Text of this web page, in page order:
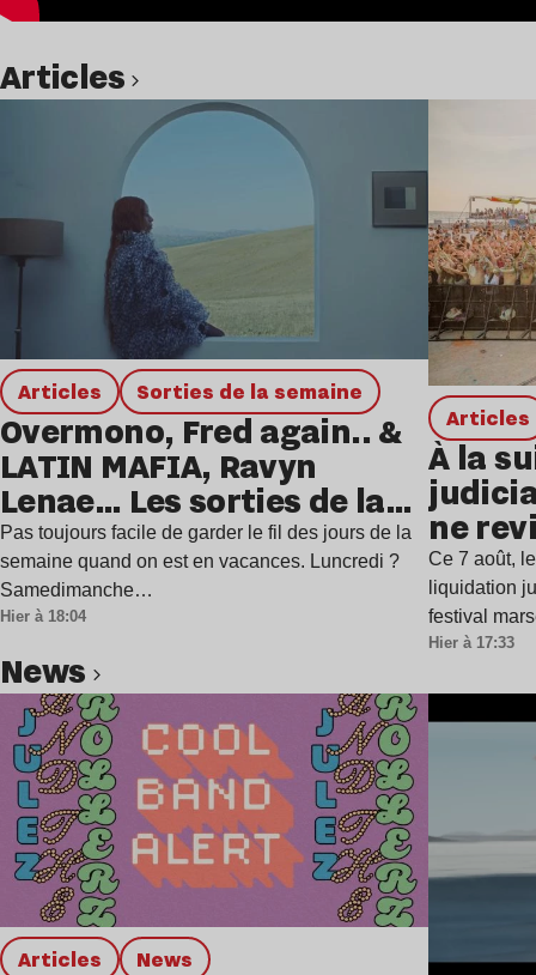
Articles
Articles Sorties de la semaine
Overmono, Fred again.. &
LATIN MAFIA, Ravyn
Lenae… Les sorties de la
semaine
Pas toujours facile de garder le fil des jours de la
semaine quand on est en vacances. Luncredi ?
Samedimanche…
Hier à 18:04
Articles
À la
ne
Ce 7 août,
liquidation
festival
Hier à 17:33
news
Articles news
Lire l’article